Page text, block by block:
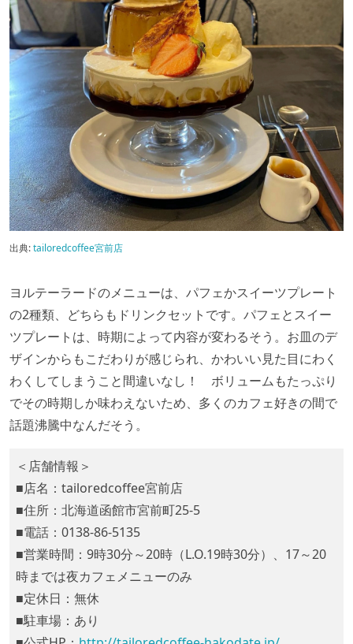
出典:tailoredcoffee宮前店
ヨルテーラードのメニューは、パフェかスイーツプレート
の2種類、どちらもドリンクセットです。パフェとスイー
ツプレートは、時期によって内容が変わるそう。お皿のデ
ザインからもこだわりが感じられ、かわいい見た目にわく
わくしてしまうこと間違いなし！ ボリュームもたっぷり
でその時期しか味わえないため、多くのカフェ好きの間で
話題沸騰中なんだそう。
＜店舗情報＞
■店名：tailoredcoffee宮前店
■住所：北海道函館市宮前町25-5
■電話：0138-86-5135
■営業時間：9時30分～20時（L.O.19時30分）、17～20
時までは夜カフェメニューのみ
■定休日：無休
■駐車場：あり